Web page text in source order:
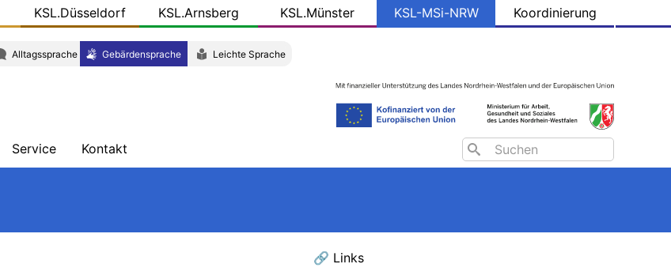
KSL.Düsseldorf KSL.Arnsberg KSL.Münster KSL-MSi-NRW Koordinierung
Alltagssprache Gebärdensprache Leichte Sprache
Search
Service Kontakt
🔗 Links